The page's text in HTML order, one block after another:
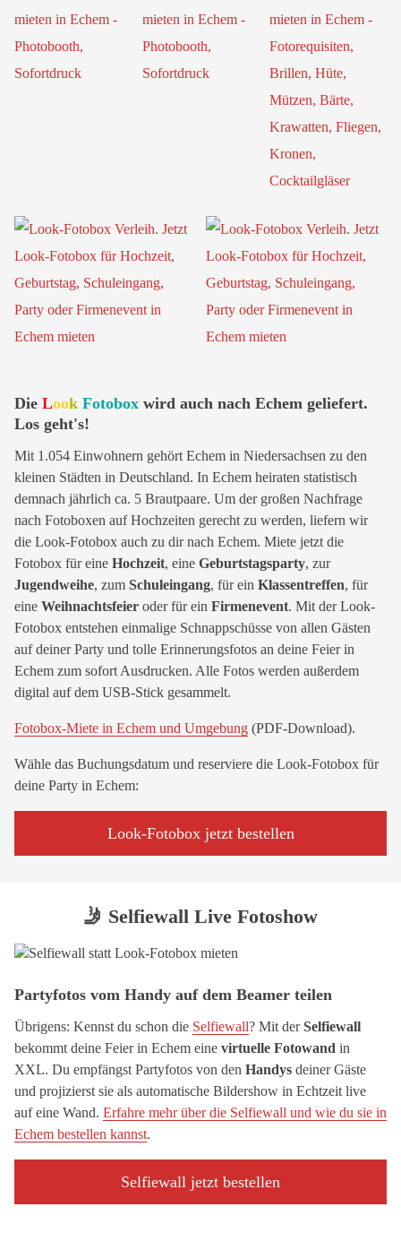
Die Look Fotobox wird auch nach Echem geliefert.
Los geht's!
Mit 1.054 Einwohnern gehört Echem in Niedersachsen zu den
kleinen Städten in Deutschland. In Echem heiraten statistisch
demnach jährlich ca. 5 Brautpaare. Um der großen Nachfrage
nach Fotoboxen auf Hochzeiten gerecht zu werden, liefern wir
die Look-Fotobox auch zu dir nach Echem. Miete jetzt die
Fotobox für eine Hochzeit, eine Geburtstagsparty, zur
Jugendweihe, zum Schuleingang, für ein Klassentreffen, für
eine Weihnachtsfeier oder für ein Firmenevent. Mit der Look-
Fotobox entstehen einmalige Schnappschüsse von allen Gästen
auf deiner Party und tolle Erinnerungsfotos an deine Feier in
Echem zum sofort Ausdrucken. Alle Fotos werden außerdem
digital auf dem USB-Stick gesammelt.
Fotobox-Miete in Echem und Umgebung (PDF-Download).
Wähle das Buchungsdatum und reserviere die Look-Fotobox für
deine Party in Echem:
Look-Fotobox jetzt bestellen
🤳 Selfiewall Live Fotoshow
Partyfotos vom Handy auf dem Beamer teilen
Übrigens: Kennst du schon die Selfiewall? Mit derSelfiewall
bekommt deine Feier in Echem eine virtuelle Fotowand in
XXL. Du empfängst Partyfotos von den Handys deiner Gäste
und projizierst sie als automatische Bildershow in Echtzeit live
auf eine Wand. Erfahre mehr über die Selfiewall und wie du sie in
Echem bestellen kannst.
Selfiewall jetzt bestellen